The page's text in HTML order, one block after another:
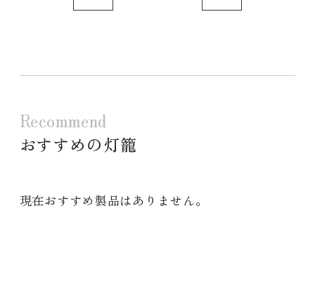
Recommend
おすすめの灯籠
現在おすすめ製品はありません。